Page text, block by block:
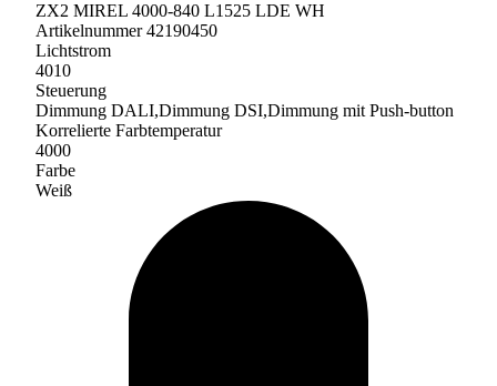
ZX2 MIREL 4000-840 L1525 LDE WH
Artikelnummer 42190450
Lichtstrom
4010
Steuerung
Dimmung DALI,Dimmung DSI,Dimmung mit Push-button
Korrelierte Farbtemperatur
4000
Farbe
Weiß